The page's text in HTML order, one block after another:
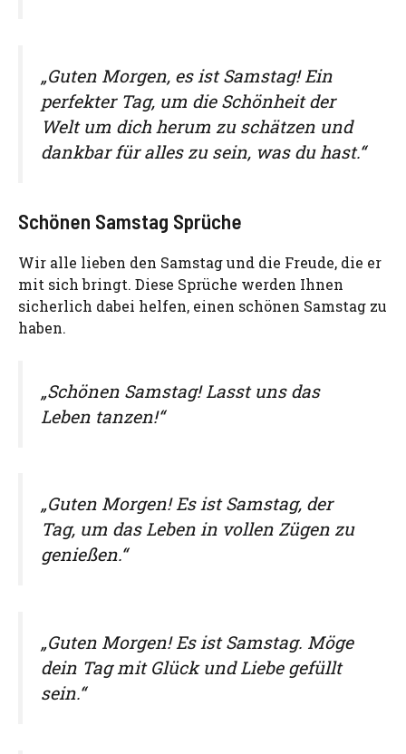
„Guten Morgen, es ist Samstag! Ein
perfekter Tag, um die Schönheit der
Welt um dich herum zu schätzen und
dankbar für alles zu sein, was du hast.“
Schönen Samstag Sprüche
Wir alle lieben den Samstag und die Freude, die er
mit sich bringt. Diese Sprüche werden Ihnen
sicherlich dabei helfen, einen schönen Samstag zu
haben.
„Schönen Samstag! Lasst uns das
Leben tanzen!“
„Guten Morgen! Es ist Samstag, der
Tag, um das Leben in vollen Zügen zu
genießen.“
„Guten Morgen! Es ist Samstag. Möge
dein Tag mit Glück und Liebe gefüllt
sein.“